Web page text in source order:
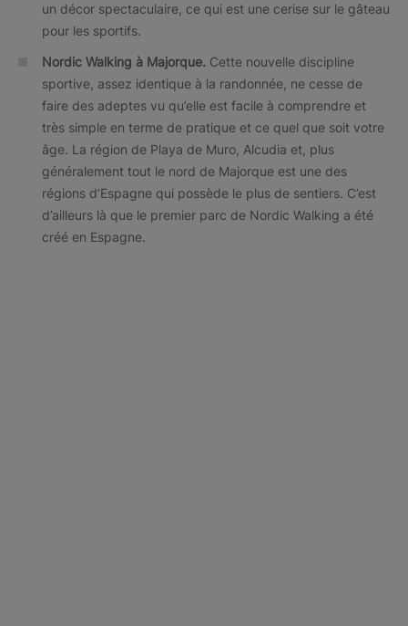
un décor spectaculaire, ce qui est une cerise sur le gâteau
pour les sportifs.
Nordic Walking à Majorque. Cette nouvelle discipline
sportive, assez identique à la randonnée, ne cesse de
faire des adeptes vu qu’elle est facile à comprendre et
très simple en terme de pratique et ce quel que soit votre
âge. La région de Playa de Muro, Alcudia et, plus
généralement tout le nord de Majorque est une des
régions d’Espagne qui possède le plus de sentiers. C’est
d’ailleurs là que le premier parc de Nordic Walking a été
créé en Espagne.